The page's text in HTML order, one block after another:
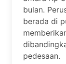
bulan.
berada di
pedesaan.